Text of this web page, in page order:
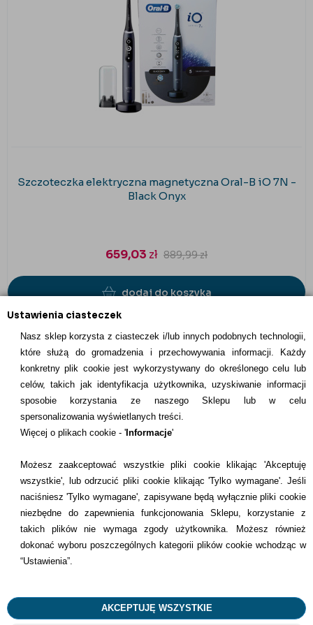
Ustawienia ciasteczek
Nasz sklep korzysta z ciasteczek i/lub innych podobnych technologii,
które służą do gromadzenia i przechowywania informacji. Każdy
konkretny plik cookie jest wykorzystywany do określonego celu lub
celów, takich jak identyfikacja użytkownika, uzyskiwanie informacji
sposobie korzystania ze naszego Sklepu lub w celu
spersonalizowania wyświetlanych treści.
Więcej o plikach cookie - 'Informacje'
Możesz zaakceptować wszystkie pliki cookie klikając 'Akceptuję
wszystkie', lub odrzucić pliki cookie klikając 'Tylko wymagane'. Jeśli
naciśniesz 'Tylko wymagane', zapisywane będą wyłącznie pliki cookie
niezbędne do zapewnienia funkcjonowania Sklepu, korzystanie z
takich plików nie wymaga zgody użytkownika. Możesz również
dokonać wyboru poszczególnych kategorii plików cookie wchodząc w
“Ustawienia”.
AKCEPTUJĘ WSZYSTKIE
Szczoteczka elektryczna magnetyczna Oral-B iO 7N -
Black Onyx
659,03 zł 889,99zł
dodaj do koszyka
INFORMACJE KONTAKTOWE
Informacje
Dostawcy
Kontakt
+48 22 113 4446
kontakt@dentilove.pl